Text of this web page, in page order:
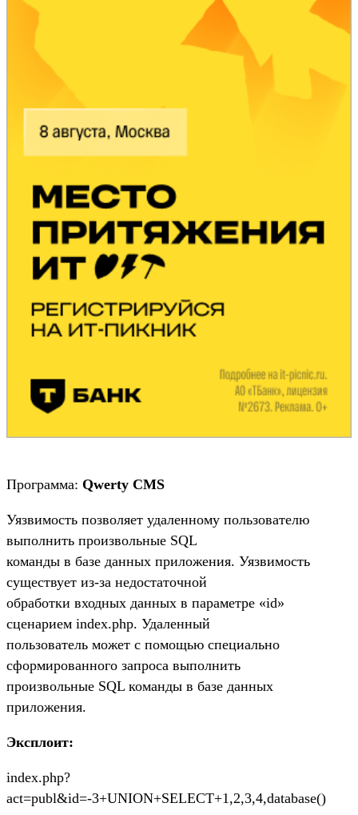
Программа: Qwerty CMS
Уязвимость позволяет удаленному пользователю
выполнить произвольные SQL
команды в базе данных приложения. Уязвимость
существует из-за недостаточной
обработки входных данных в параметре «id»
сценарием index.php. Удаленный
пользователь может с помощью специально
сформированного запроса выполнить
произвольные SQL команды в базе данных
приложения.
Эксплоит:
index.php?
act=publ&id=-3+UNION+SELECT+1,2,3,4,database()